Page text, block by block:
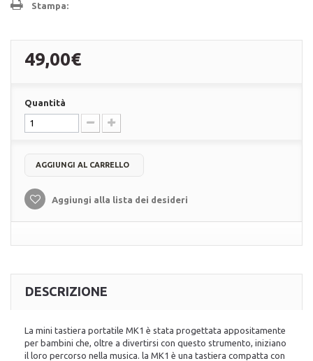
Stampa:
49,00€
Quantità
AGGIUNGI AL CARRELLO
Aggiungi alla lista dei desideri
DESCRIZIONE
La mini tastiera portatile MK1 è stata progettata appositamente
per bambini che, oltre a divertirsi con questo strumento, iniziano
il loro percorso nella musica. la MK1 è una tastiera compatta con